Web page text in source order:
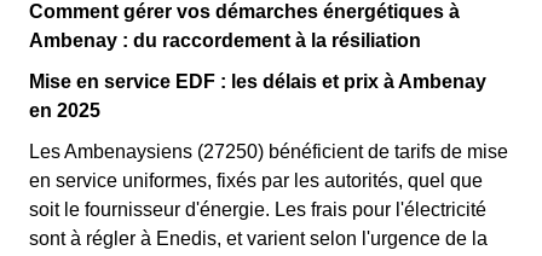
Comment gérer vos démarches énergétiques à
Ambenay : du raccordement à la résiliation
Mise en service EDF : les délais et prix à Ambenay
en 2025
Les Ambenaysiens (27250) bénéficient de tarifs de mise
en service uniformes, fixés par les autorités, quel que
soit le fournisseur d'énergie. Les frais pour l'électricité
sont à régler à Enedis, et varient selon l'urgence de la